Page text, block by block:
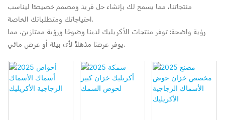
منتجاتنا، مما يسمح لك بإنشاء حل فريد ومصمم خصيصًا ليناسب
احتياجاتك ومتطلباتك الخاصة.
رؤية واضحة: توفر منتجات الأكريليك لدينا وضوحًا ورؤية ممتازين، مما
يوفر عرضًا مذهلاً لأي بيئة أو عرض مائي.